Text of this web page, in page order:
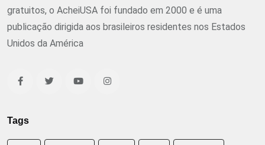
gratuitos, o AcheiUSA foi fundado em 2000 e é uma
publicação dirigida aos brasileiros residentes nos Estados
Unidos da América
Tags